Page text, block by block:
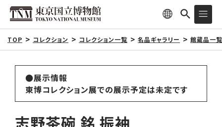
TOP コレクション コレクション一覧 名品ギャラリー 館蔵品一覧
●展示情報
東博コレクション展での展示予定は未定です
志野茶碗 銘 振袖